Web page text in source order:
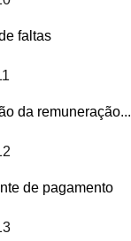
faltas
da remuneração...
de pagamento